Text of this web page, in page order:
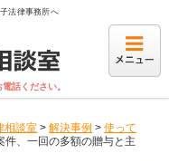
法律事務所へ
話ください。
相談室 >解決事例 >使って
件、一回の多額の贈与と主